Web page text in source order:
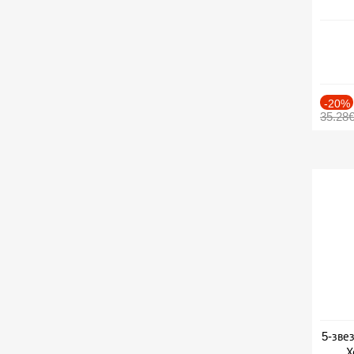
-20%
35.28€
5-